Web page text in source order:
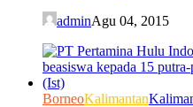
adminAgu 04, 2015
BorneoKalimantan